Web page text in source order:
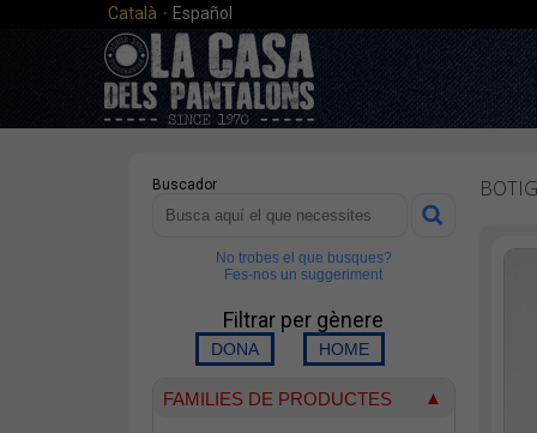
Català · Español
Buscador
No trobes el que busques?
Fes-nos un suggeriment
Filtrar per gènere
FAMILIES DE PRODUCTES